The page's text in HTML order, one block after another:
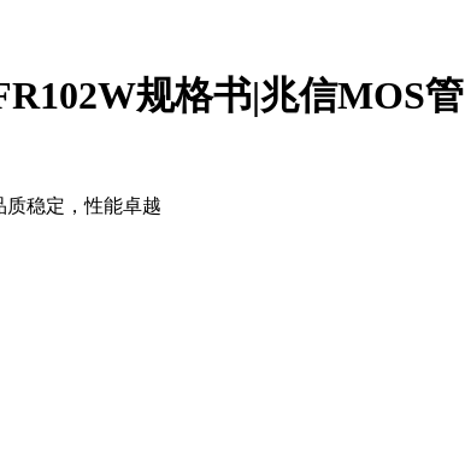
规格书|兆信MOS管
质稳定，性能卓越